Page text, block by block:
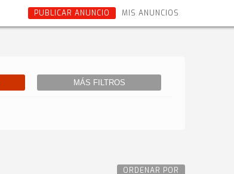
MIS ANUNCIOS
PUBLICAR ANUNCIO
MÁS FILTROS
ORDENAR POR